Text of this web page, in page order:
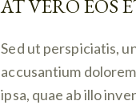
AT VERO EOS
Sed ut perspiciatis,
accusantium
ipsa, quae ab illo